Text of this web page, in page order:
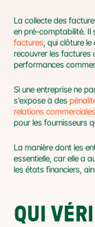
La collecte des
en pré-comptabilité. Il
factures, qui clôture
recouvrer les factures
performances
Si une entreprise ne
s’expose à des
relations commerciales
pour les fournisseurs
La manière dont les
essentielle, car elle a
les états financiers,
QUI